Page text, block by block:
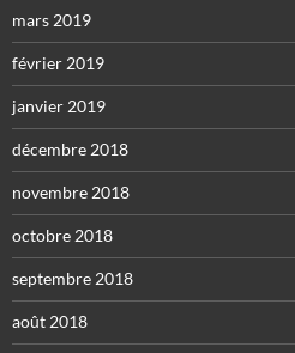
mars 2019
février 2019
janvier 2019
décembre 2018
novembre 2018
octobre 2018
septembre 2018
août 2018